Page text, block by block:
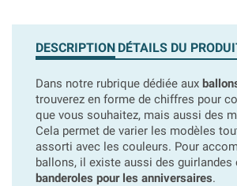
DESCRIPTION DÉTAILS DU
Dans notre rubrique dédiée aux
trouverez en forme de chiffres pour
que vous souhaitez, mais aussi des
Cela permet de varier les modèles
assorti avec les couleurs. Pour
ballons, il existe aussi des guirlandes
banderoles pour les anniversaires.